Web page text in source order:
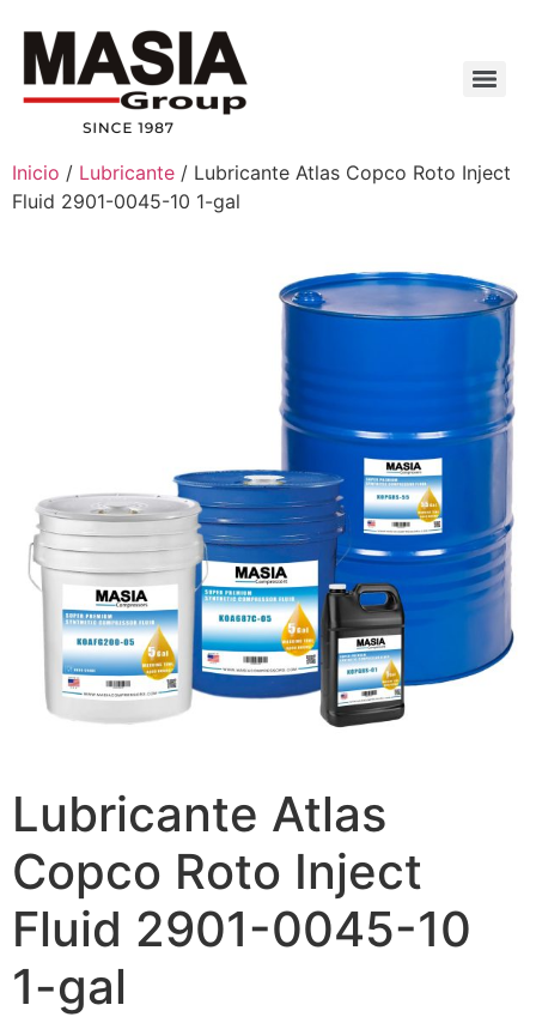
Inicio / Lubricante / Lubricante Atlas Copco Roto Inject
Fluid 2901-0045-10 1-gal
Lubricante Atlas
Copco Roto Inject
Fluid 2901-0045-10
1-gal